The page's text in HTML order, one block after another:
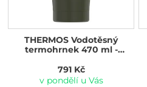
THERMOS Vodotěsný
termohrnek 470 ml -
791 Kč
v pondělí u Vás